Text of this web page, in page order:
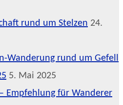
rund um Stelzen 24.
Wanderung rund um Gefell
5. Mai 2025
Empfehlung für Wanderer